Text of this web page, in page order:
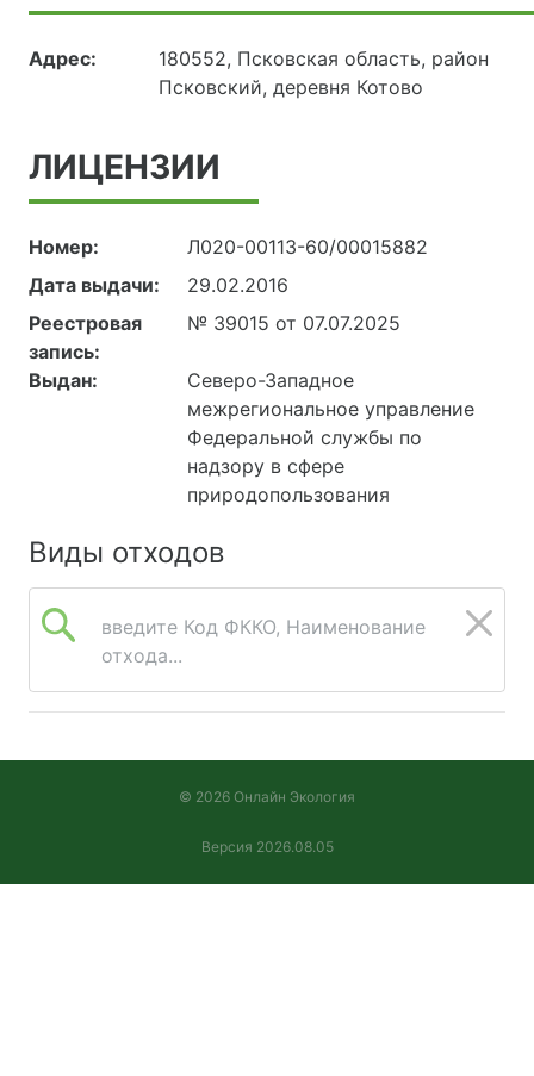
Адрес:
180552, Псковская область, район
Псковский, деревня Котово
ЛИЦЕНЗИИ
Номер:
Л020-00113-60/00015882
Дата выдачи:
29.02.2016
Реестровая
запись:
№ 39015 от 07.07.2025
Выдан:
Северо-Западное
межрегиональное управление
Федеральной службы по
надзору в сфере
природопользования
Виды отходов
введите Код ФККО, Наименование
отхода...
© 2026 Онлайн Экология
Версия 2026.08.05